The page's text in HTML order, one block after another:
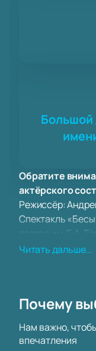
Большой
Обратите
актёрского
Режиссёр:
Спектакль
театре им. Г. А.
возможность
Андрея
глубокого
Большой
Читать дальше...
Почему
Нам важно,
впечатления